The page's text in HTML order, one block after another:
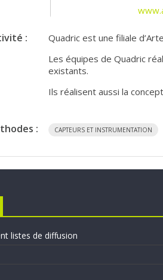
:
Quadric est une filiale
Les équipes de Quadric
existants.
Ils réalisent aussi la
: CAPTEURS ET INSTRUMENTATION
listes de diffusion